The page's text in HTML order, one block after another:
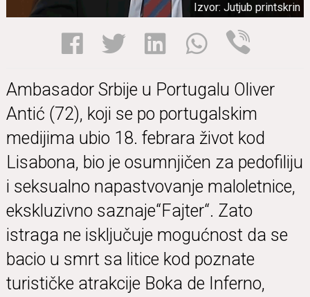
Izvor: Jutjub printskrin
Ambasador Srbije u Portugalu Oliver
Antić (72), koji se po portugalskim
medijima ubio 18. febrara život kod
Lisabona, bio je osumnjičen za pedofiliju
i seksualno napastvovanje maloletnice,
ekskluzivno saznaje“Fajter“. Zato
istraga ne isključuje mogućnost da se
bacio u smrt sa litice kod poznate
turističke atrakcije Boka de Inferno,